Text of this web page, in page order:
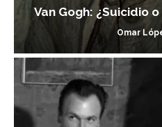
Van Gogh: ¿Suicidio
Omar